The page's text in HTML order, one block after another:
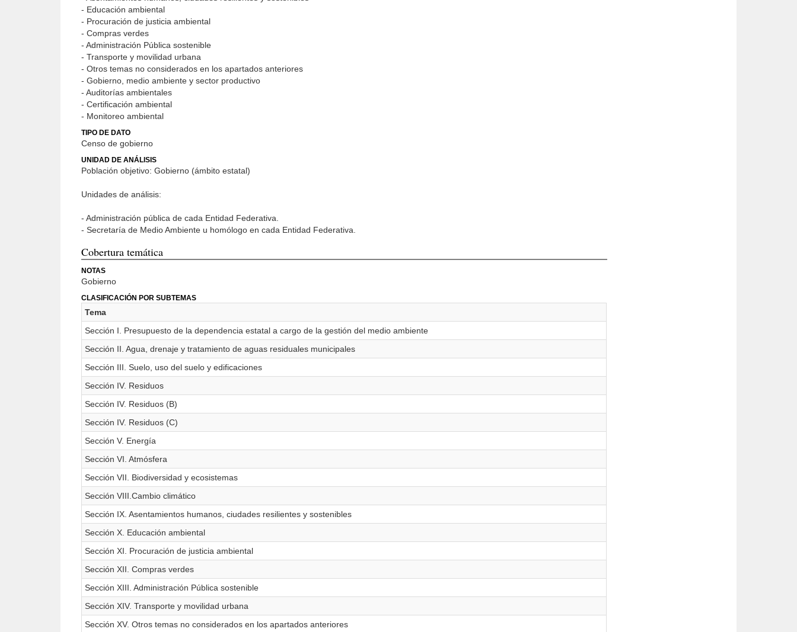
- Educación ambiental
- Procuración de justicia ambiental
- Compras verdes
- Administración Pública sostenible
- Transporte y movilidad urbana
- Otros temas no considerados en los apartados anteriores
- Gobierno, medio ambiente y sector productivo
- Auditorías ambientales
- Certificación ambiental
- Monitoreo ambiental
TIPO DE DATO
Censo de gobierno
UNIDAD DE ANÁLISIS
Población objetivo: Gobierno (ámbito estatal)
Unidades de análisis:
- Administración pública de cada Entidad Federativa.
- Secretaría de Medio Ambiente u homólogo en cada Entidad Federativa.
Cobertura temática
NOTAS
Gobierno
CLASIFICACIÓN POR SUBTEMAS
Tema
Sección I. Presupuesto de la dependencia estatal a cargo de la gestión del medio ambiente
Sección II. Agua, drenaje y tratamiento de aguas residuales municipales
Sección III. Suelo, uso del suelo y edificaciones
Sección IV. Residuos
Sección IV. Residuos (B)
Sección IV. Residuos (C)
Sección V. Energía
Sección VI. Atmósfera
Sección VII. Biodiversidad y ecosistemas
Sección VIII.Cambio climático
Sección IX. Asentamientos humanos, ciudades resilientes y sostenibles
Sección X. Educación ambiental
Sección XI. Procuración de justicia ambiental
Sección XII. Compras verdes
Sección XIII. Administración Pública sostenible
Sección XIV. Transporte y movilidad urbana
Sección XV. Otros temas no considerados en los apartados anteriores